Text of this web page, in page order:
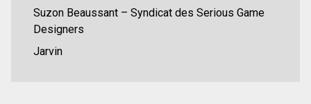
Suzon Beaussant – Syndicat des Serious Game
Designers
Jarvin